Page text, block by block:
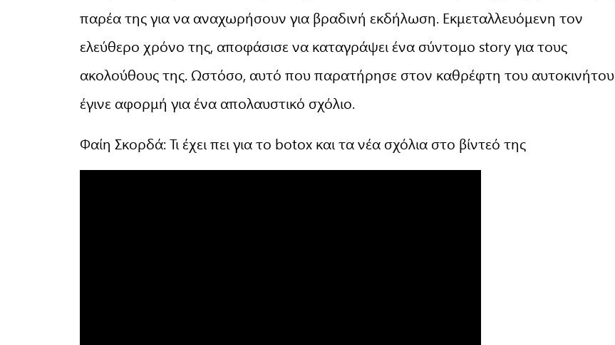
παρέα της για να αναχωρήσουν για βραδινή εκδήλωση. Εκμεταλλευόμενη τον
ελεύθερο χρόνο της, αποφάσισε να καταγράψει ένα σύντομο story για τους
ακολούθους της. Ωστόσο, αυτό που παρατήρησε στον καθρέφτη του αυτοκινήτου
έγινε αφορμή για ένα απολαυστικό σχόλιο.
Φαίη Σκορδά: Τι έχει πει για το botox και τα νέα σχόλια στο βίντεό της